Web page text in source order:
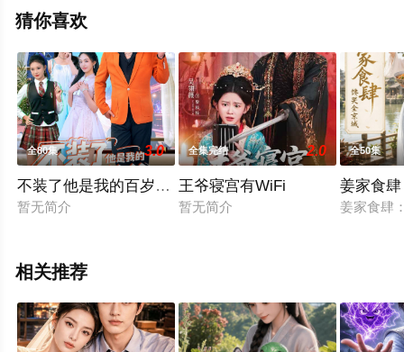
剧、电视猫或剧情网等平台了解。
猜你喜欢
全80集 3.0
不装了他是我的百岁爷爷
暂无简介
全集完结 2.0
王爷寝宫有WiFi
暂无简介
全50集
姜家食
姜家食肆
相关推荐